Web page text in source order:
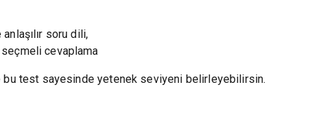
anlaşılır soru dili,
cevaplama
test sayesinde yetenek seviyeni belirleyebilirsin.